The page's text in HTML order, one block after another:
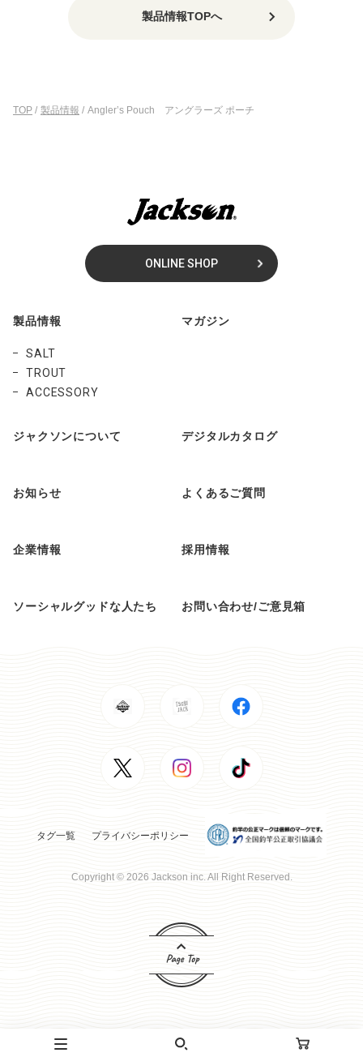
製品情報TOPへ
TOP / 製品情報 / Angler’s Pouch アングラーズ ポーチ
ONLINE SHOP
製品情報
SALT
TROUT
ACCESSORY
マガジン
ジャクソンについて デジタルカタログ
お知らせ よくあるご質問
企業情報 採用情報
ソーシャルグッドな人たち お問い合わせ/ご意見箱
タグ一覧 プライバシーポリシー
Copyright © 2026 Jackson inc. All Right Reserved.